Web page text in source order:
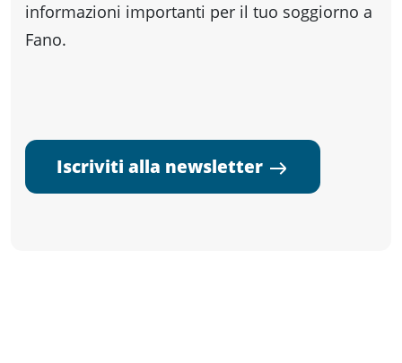
informazioni importanti per il tuo soggiorno a
Fano.
Iscriviti alla newsletter